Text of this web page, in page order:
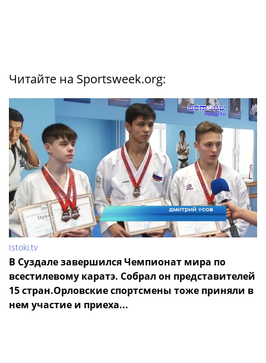
Читайте на Sportsweek.org:
Istoki.tv
В Суздале завершился Чемпионат мира по
всестилевому каратэ. Собрал он представителей
15 стран.Орловские спортсмены тоже приняли в
нем участие и приеха...